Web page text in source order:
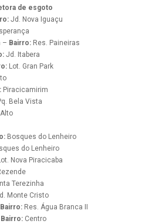
de esgoto
Jd. Nova Iguaçu
– Bairro: Res. Paineiras
Jd. Itabera
Lot. Gran Park
Piracicamirim
Bela Vista
Alto
Bosques do Lenheiro
do Lenheiro
Nova Piracicaba
Terezinha
Monte Cristo
Bairro: Res. Água Branca II
Bairro: Centro